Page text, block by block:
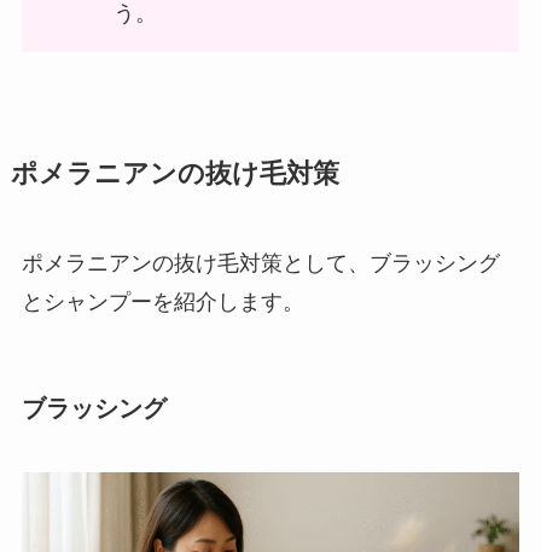
う。
ポメラニアンの抜け毛対策
ポメラニアンの抜け毛対策として、ブラッシング
とシャンプーを紹介します。
ブラッシング